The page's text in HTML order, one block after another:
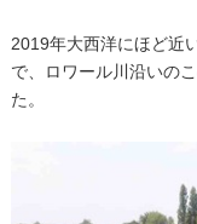
2019年大西洋にほど近
で、ロワール川沿いの
た。